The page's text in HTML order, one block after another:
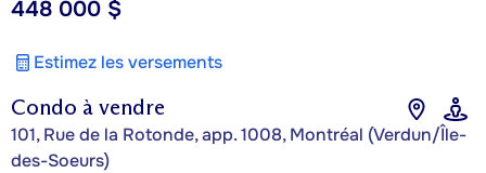
Condo à vendre
101, Rue de la Rotonde, app. 1008, Montréal (Verdun/Île-
des-Soeurs)
448 000 $
Estimez les versements